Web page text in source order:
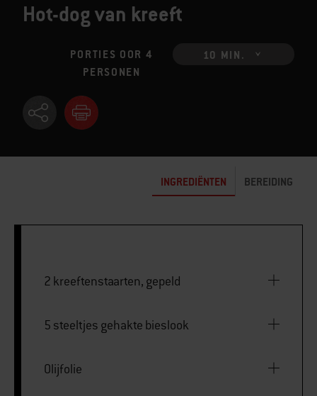
Hot-dog van kreeft
PORTIES OOR 4
PERSONEN
10 MIN.
INGREDIËNTEN BEREIDING
2 kreeftenstaarten, gepeld
5 steeltjes gehakte bieslook
Olijfolie